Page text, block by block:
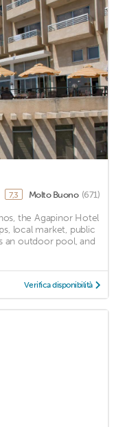
7,3 Molto Buono (671)
the Agapinor Hotel
local market, public
an outdoor pool, and
Verifica disponibilità